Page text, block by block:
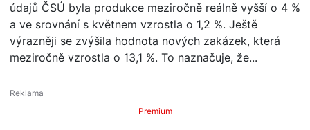
údajů ČSÚ byla produkce meziročně reálně vyšší o 4 %
a ve srovnání s květnem vzrostla o 1,2 %. Ještě
výrazněji se zvýšila hodnota nových zakázek, která
meziročně vzrostla o 13,1 %. To naznačuje, že...
Premium